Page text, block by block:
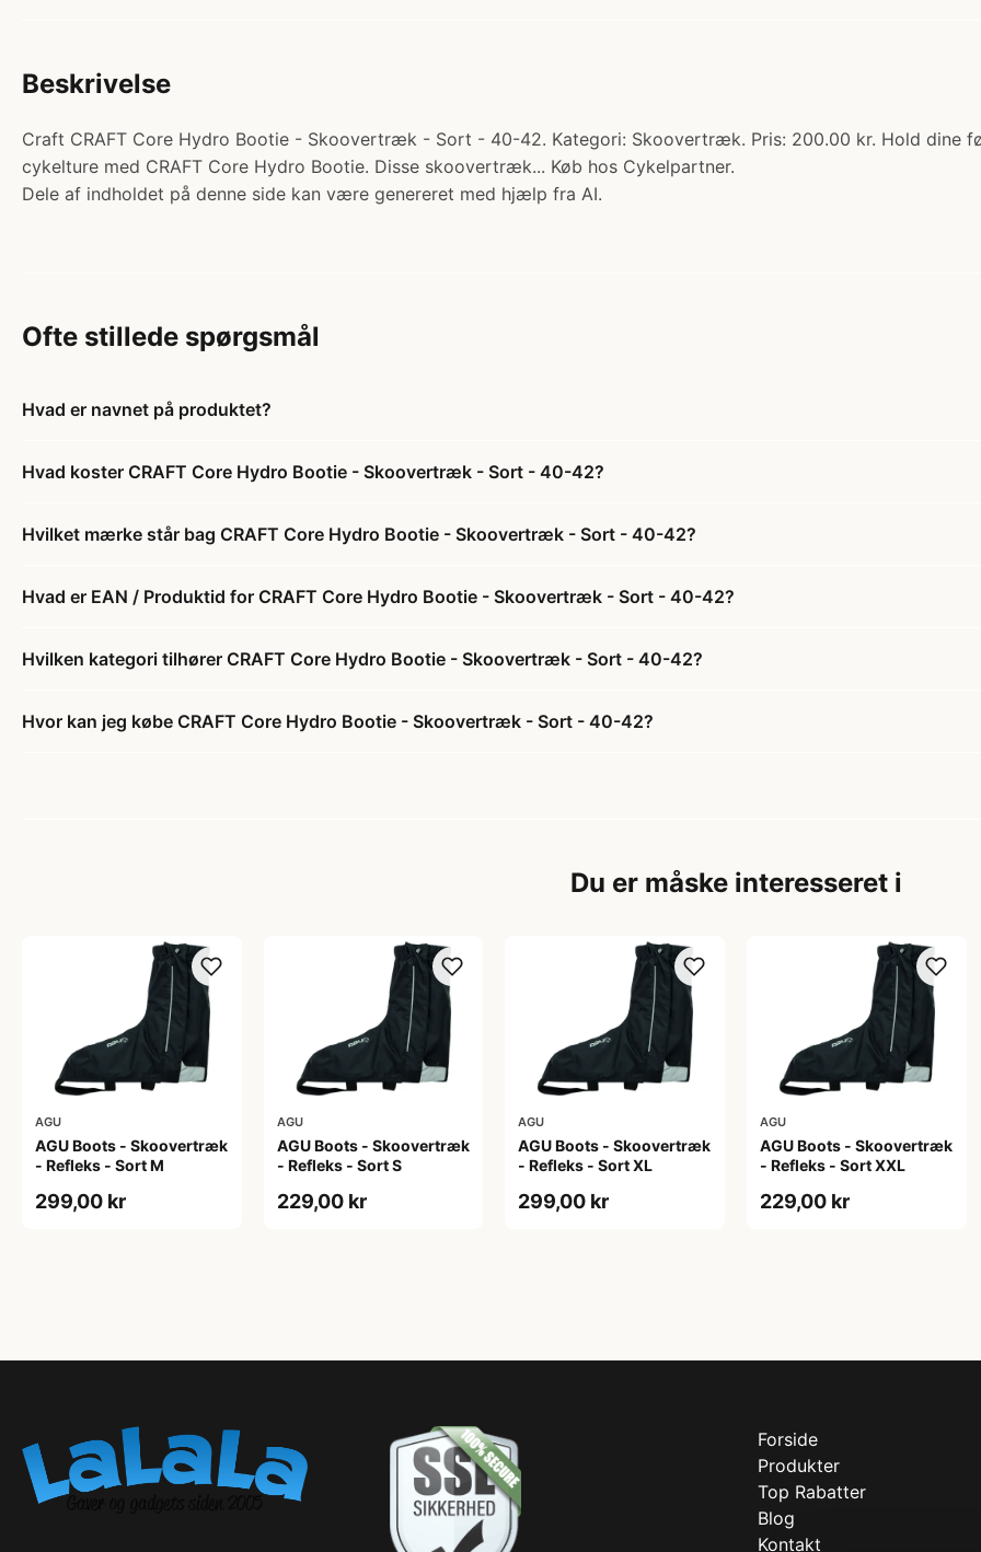
Beskrivelse
Craft CRAFT Core Hydro Bootie - Skoovertræk - Sort - 40-42. Kategori: Skoovertræk. Pris: 200.00 kr. Hold dine
cykelture med CRAFT Core Hydro Bootie. Disse skoovertræk... Køb hos Cykelpartner.
Dele af indholdet på denne side kan være genereret med hjælp fra AI.
Ofte stillede spørgsmål
Hvad er navnet på produktet?
Hvad koster CRAFT Core Hydro Bootie - Skoovertræk - Sort - 40-42?
Hvilket mærke står bag CRAFT Core Hydro Bootie - Skoovertræk - Sort - 40-42?
Hvad er EAN / Produktid for CRAFT Core Hydro Bootie - Skoovertræk - Sort - 40-42?
Hvilken kategori tilhører CRAFT Core Hydro Bootie - Skoovertræk - Sort - 40-42?
Hvor kan jeg købe CRAFT Core Hydro Bootie - Skoovertræk - Sort - 40-42?
Du er måske interesseret i
AGU
AGU Boots - Skoovertræk
- Refleks - Sort M
299,00 kr
AGU
AGU Boots - Skoovertræk
- Refleks - Sort S
229,00 kr
AGU
AGU Boots - Skoovertræk
- Refleks - Sort XL
299,00 kr
AGU
AGU Boots - Skoovertræk
- Refleks - Sort XXL
229,00 kr
Forside
Produkter
Top Rabatter
Blog
Kontakt